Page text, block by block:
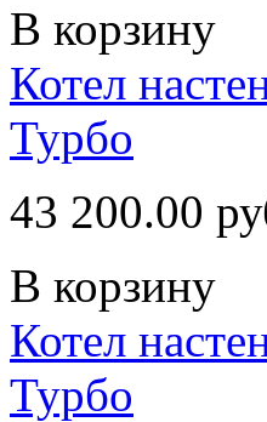
В корзину
Котел
Турбо
43 200.00
В корзину
Котел
Турбо